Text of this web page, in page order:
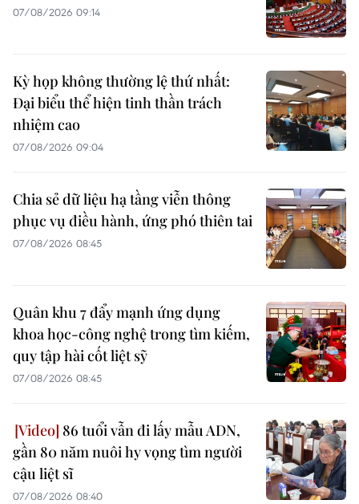
07/08/2026 09:14
Kỳ họp không thường lệ thứ nhất:
Đại biểu thể hiện tinh thần trách
nhiệm cao
07/08/2026 09:04
Chia sẻ dữ liệu hạ tầng viễn thông
phục vụ điều hành, ứng phó thiên tai
07/08/2026 08:45
Quân khu 7 đẩy mạnh ứng dụng
khoa học-công nghệ trong tìm kiếm,
quy tập hài cốt liệt sỹ
07/08/2026 08:45
86 tuổi vẫn đi lấy mẫu ADN,
gần 80 năm nuôi hy vọng tìm người
cậu liệt sĩ
07/08/2026 08:40